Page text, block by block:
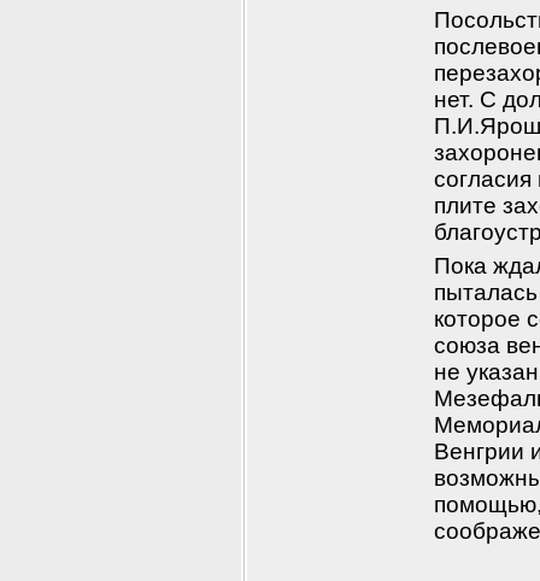
нет. С
плите
Пока
которое
союза
не
Венгрии
помощью,